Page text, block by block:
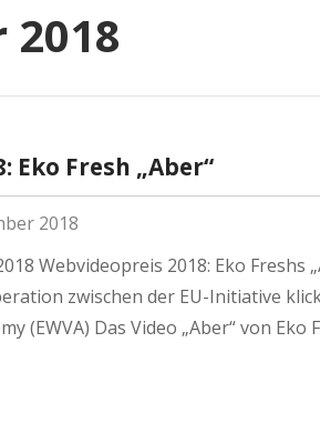
Eko Fresh „Aber“
2018
Webvideopreis 2018: Eko Freshs
zwischen der EU-Initiative
(EWVA) Das Video „Aber“ von Eko